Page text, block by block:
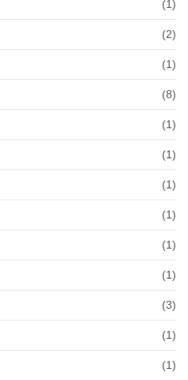
(1)
(2)
(1)
(8)
(1)
(1)
(1)
(1)
(1)
(1)
(3)
(1)
(1)